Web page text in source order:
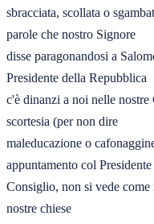
sbracciata, scollata o
parole che nostro Signore
disse paragonandosi a
Presidente della Repubblica
c'è dinanzi a noi nelle nostre
scortesia (per non dire
maleducazione o
appuntamento col Presidente
Consiglio, non si vede come
nostre chiese